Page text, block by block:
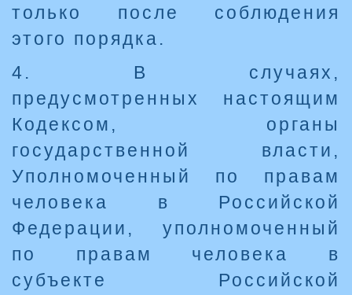
только после соблюдения
этого порядка.
4. В случаях,
предусмотренных настоящим
Кодексом, органы
государственной власти,
Уполномоченный по правам
человека в Российской
Федерации, уполномоченный
по правам человека в
субъекте Российской